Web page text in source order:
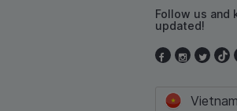
Follow us and
updated!
Vietnam